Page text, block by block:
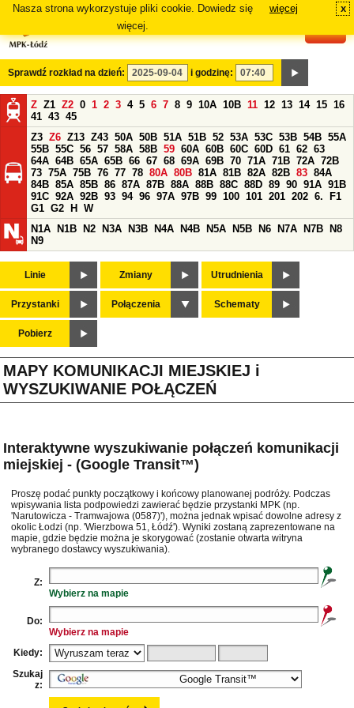
Nasza strona wykorzystuje pliki cookie. Dowiedz się
więcej.
więcej x
Sprawdź rozkład na dzień: i godzinę:
Z Z1 Z2 0 1 2 3 4 5 6 7 8 9 10A 10B 11 12 13 14 15 16
41 43 45
Z3 Z6 Z13 Z43 50A 50B 51A 51B 52 53A 53C 53B 54B 55A
55B 55C 56 57 58A 58B 59 60A 60B 60C 60D 61 62 63
64A 64B 65A 65B 66 67 68 69A 69B 70 71A 71B 72A 72B
73 75A 75B 76 77 78 80A 80B 81A 81B 82A 82B 83 84A
84B 85A 85B 86 87A 87B 88A 88B 88C 88D 89 90 91A 91B
91C 92A 92B 93 94 96 97A 97B 99 100 101 201 202 6.
F1
G1 G2 H
W
N1A
N1B N2 N3A N3B N4A N4B N5A N5B N6 N7A N7B
N8
N9
Linie Zmiany Utrudnienia
Przystanki Połączenia Schematy
Pobierz
MAPY KOMUNIKACJI MIEJSKIEJ i
WYSZUKIWANIE POŁĄCZEŃ
Interaktywne wyszukiwanie połączeń komunikacji
miejskiej - (Google Transit™)
Proszę podać punkty początkowy i końcowy planowanej podróży. Podczas
wpisywania lista podpowiedzi zawierać będzie przystanki MPK (np.
'Narutowicza - Tramwajowa (0587)'), można jednak wpisać dowolne adresy z
okolic Łodzi (np. 'Wierzbowa 51, Łódź'). Wyniki zostaną zaprezentowane na
mapie, gdzie będzie można je skorygować (zostanie otwarta witryna
wybranego dostawcy wyszukiwania).
Z:
Wybierz na mapie
Do:
Wybierz na mapie
Kiedy:
Szukaj
z: